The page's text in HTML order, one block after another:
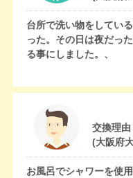
台所で洗い物をしてい
った。その日は夜だっ
る事にしました。、
交換理由
(大阪府
お風呂でシャワーを使